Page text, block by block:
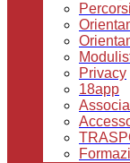
Privacy
18app